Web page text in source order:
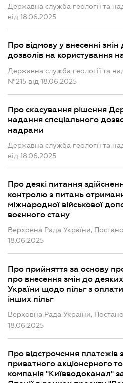
Державна служба геології та
від 18.06.2025
Про відмову у внесенні
дозволів на користування
Державна служба геології та
№215 від 18.06.2025
Про скасування рішення
надання спеціального
надрами
Державна служба геології та
від 18.06.2025
Про деякі питання
контролю з питань
міжнародної військової
воєнного стану
Верховна Рада України,
18.06.2025
Про прийняття за основу
про внесення змін до
України щодо пільг з
інших пільг
Верховна Рада України,
18.06.2025
Про відстрочення платежів
приватного акціонерного
компанія "Київводоканал"